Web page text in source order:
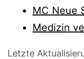
MC Neue
Medizin
Letzte